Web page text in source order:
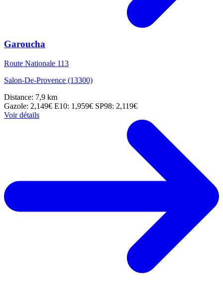
Garoucha
Route Nationale 113
Salon-De-Provence (13300)
Distance: 7,9 km
Gazole: 2,149€ E10: 1,959€ SP98: 2,119€
Voir détails